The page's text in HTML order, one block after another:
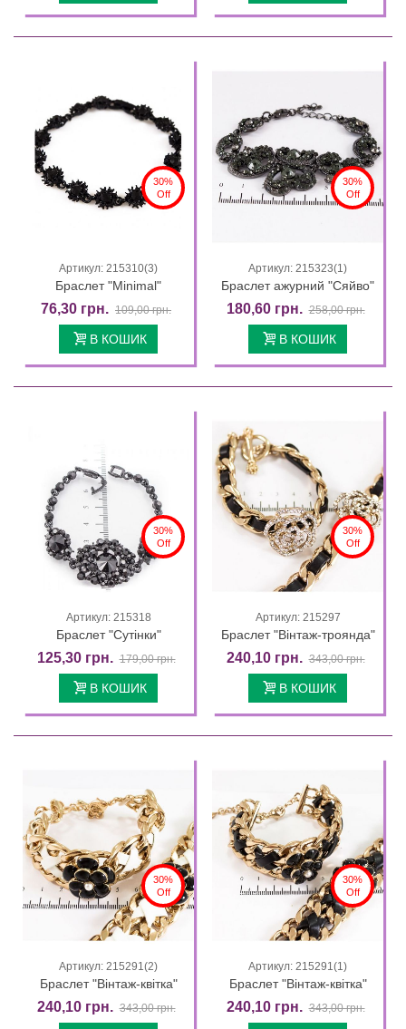
30%
Off
Артикул: 215310(3)
Браслет "Minimal"
76,30 грн. 109,00 грн.
В КОШИК
30%
Off
Артикул: 215323(1)
Браслет ажурний "Сяйво"
180,60 грн. 258,00 грн.
В КОШИК
30%
Off
Артикул: 215318
Браслет "Сутінки"
125,30 грн. 179,00 грн.
В КОШИК
30%
Off
Артикул: 215297
Браслет "Вінтаж-троянда"
240,10 грн. 343,00 грн.
В КОШИК
30%
Off
Артикул: 215291(2)
Браслет "Вінтаж-квітка"
240,10 грн. 343,00 грн.
30%
Off
Артикул: 215291(1)
Браслет "Вінтаж-квітка"
240,10 грн. 343,00 грн.